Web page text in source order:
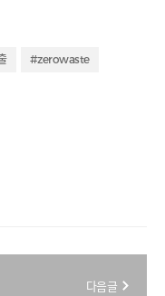
#zerowaste
다음글